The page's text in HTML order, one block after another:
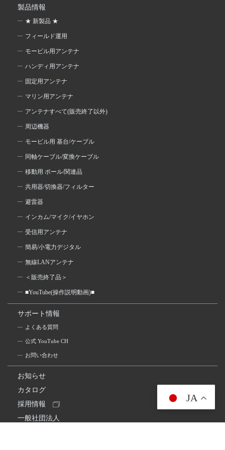
製品情報
★ 新製品 ★
フィールド運用
モービル用アンテナ
ハンディ用アンテナ
固定用アンテナ
マリン用アンテナ
アンテナすべて(販売終了以外)
周辺機器
モービル用 基台/ケーブル
同軸ケーブル/変換ケーブル
移動用 ポール/関連品
共用器/切換器/フィルター
避雷器
インカム/マイク/イヤホン
受信用アンテナ
簡易/小電力デジタル
無線LANアンテナ
＜販売終了品＞
■YouTube(操作説明動画)■
サポート情報
よくある質問
公式 YouTube CH
お問い合わせ
お知らせ
カタログ
採用情報
一般社団法人
JA